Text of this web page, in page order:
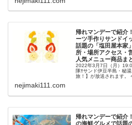
帰れマンデーで紹介
ーツ手作りサンドイ
話題の「塩田屋本家
所・場所アクセス・
人気メニュー商品ま
2022年3月7日（月）
隊‼サンド伊豆半島・秘
旅！】が放送されます。
nejimaki111.com
帰れマンデーで紹介